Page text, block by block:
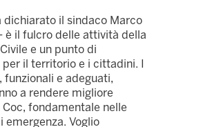
dichiarato il sindaco Marco
è il fulcro delle attività della
e un punto di
il territorio e i cittadini. I
funzionali e adeguati,
a rendere migliore
Coc, fondamentale nelle
emergenza. Voglio